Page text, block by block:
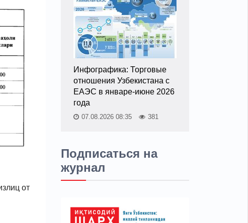
от
Инфографика: Торговые
отношения Узбекистана с
ЕАЭС в январе-июне 2026
года
07.08.2026 08:35 381
Подписаться на
журнал